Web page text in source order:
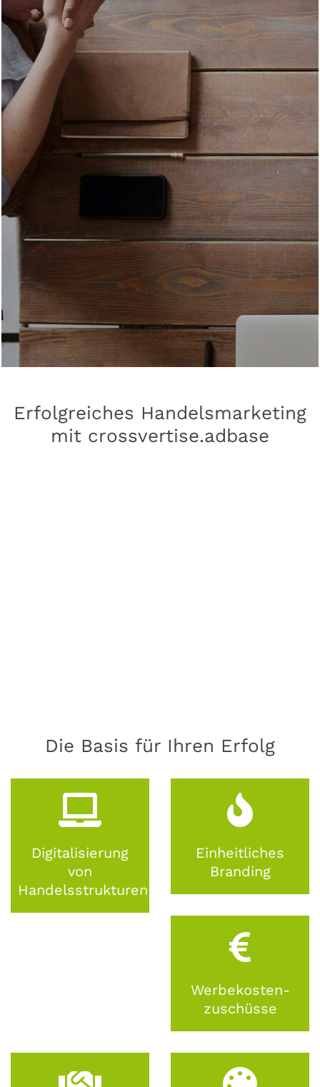
Erfolgreiches Handelsmarketing
mit crossvertise.adbase
Die Basis für Ihren Erfolg
Digitalisierung
von
Handelsstrukturen
Einheitliches
Branding
Werbekosten-
zuschüsse